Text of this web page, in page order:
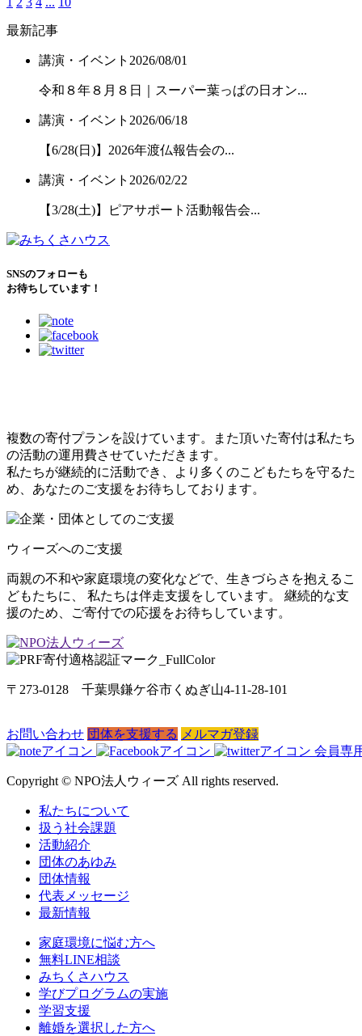
最新記事
講演・イベント 2026/08/01
令和８年８月８日｜スーパー葉っぱの日オン...
講演・イベント 2026/06/18
【6/28(日)】2026年渡仏報告会の...
講演・イベント 2026/02/22
【3/28(土)】ピアサポート活動報告会...
SNSのフォローも
お待ちしています！
複数の寄付プランを設けています。また頂いた寄付は私たち
の活動の運用費させていただきます。
私たちが継続的に活動でき、より多くのこどもたちを守るた
め、あなたのご支援をお待ちしております。
ウィーズへのご支援
両親の不和や家庭環境の変化などで、生きづらさを抱えるこ
どもたちに、 私たちは伴走支援をしています。 継続的な支
援のため、ご寄付での応援をお待ちしています。
〒273-0128 千葉県鎌ケ谷市くぬぎ山4-11-28-101
お問い合わせ 団体を支援する メルマガ登録
会員専
Copyright © NPO法人ウィーズ All rights reserved.
私たちについて
扱う社会課題
活動紹介
団体のあゆみ
団体情報
代表メッセージ
最新情報
家庭環境に悩む方へ
無料LINE相談
みちくさハウス
学びプログラムの実施
学習支援
離婚を選択した方へ